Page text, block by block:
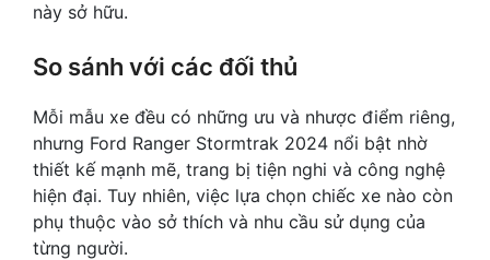
này sở hữu.
So sánh với các đối thủ
Mỗi mẫu xe đều có những ưu và nhược điểm riêng,
nhưng Ford Ranger Stormtrak 2024 nổi bật nhờ
thiết kế mạnh mẽ, trang bị tiện nghi và công nghệ
hiện đại. Tuy nhiên, việc lựa chọn chiếc xe nào còn
phụ thuộc vào sở thích và nhu cầu sử dụng của
từng người.